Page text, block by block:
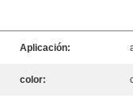
Aplicación:
color: